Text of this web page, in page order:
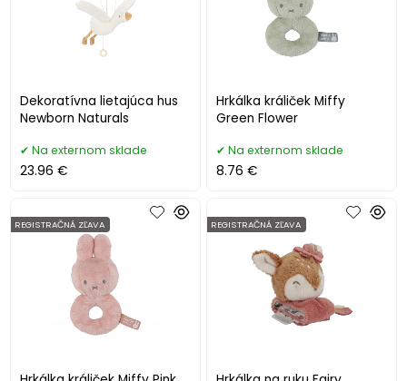
Dekoratívna lietajúca hus
Newborn Naturals
Na externom sklade
23.96 €
Hrkálka králiček Miffy
Green Flower
Na externom sklade
8.76 €
REGISTRAČNÁ ZĽAVA REGISTRAČNÁ ZĽAVA